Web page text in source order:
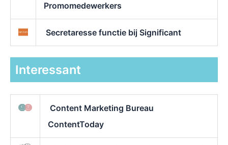
Promomedewerkers
Secretaresse functie bij Significant
Interessant
Content Marketing Bureau
ContentToday